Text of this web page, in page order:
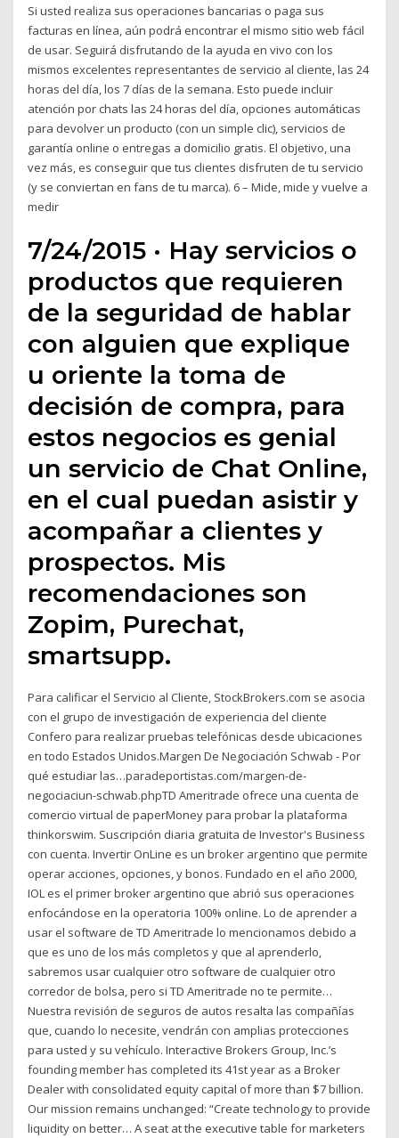
Si usted realiza sus operaciones bancarias o paga sus
facturas en línea, aún podrá encontrar el mismo sitio web fácil
de usar. Seguirá disfrutando de la ayuda en vivo con los
mismos excelentes representantes de servicio al cliente, las 24
horas del día, los 7 días de la semana. Esto puede incluir
atención por chats las 24 horas del día, opciones automáticas
para devolver un producto (con un simple clic), servicios de
garantía online o entregas a domicilio gratis. El objetivo, una
vez más, es conseguir que tus clientes disfruten de tu servicio
(y se conviertan en fans de tu marca). 6 – Mide, mide y vuelve a
medir
7/24/2015 · Hay servicios o
productos que requieren
de la seguridad de hablar
con alguien que explique
u oriente la toma de
decisión de compra, para
estos negocios es genial
un servicio de Chat Online,
en el cual puedan asistir y
acompañar a clientes y
prospectos. Mis
recomendaciones son
Zopim, Purechat,
smartsupp.
Para calificar el Servicio al Cliente, StockBrokers.com se asocia
con el grupo de investigación de experiencia del cliente
Confero para realizar pruebas telefónicas desde ubicaciones
en todo Estados Unidos.Margen De Negociación Schwab - Por
qué estudiar las…paradeportistas.com/margen-de-
negociaciun-schwab.phpTD Ameritrade ofrece una cuenta de
comercio virtual de paperMoney para probar la plataforma
thinkorswim. Suscripción diaria gratuita de Investor's Business
con cuenta. Invertir OnLine es un broker argentino que permite
operar acciones, opciones, y bonos. Fundado en el año 2000,
IOL es el primer broker argentino que abrió sus operaciones
enfocándose en la operatoria 100% online. Lo de aprender a
usar el software de TD Ameritrade lo mencionamos debido a
que es uno de los más completos y que al aprenderlo,
sabremos usar cualquier otro software de cualquier otro
corredor de bolsa, pero si TD Ameritrade no te permite…
Nuestra revisión de seguros de autos resalta las compañías
que, cuando lo necesite, vendrán con amplias protecciones
para usted y su vehículo. Interactive Brokers Group, Inc.’s
founding member has completed its 41st year as a Broker
Dealer with consolidated equity capital of more than $7 billion.
Our mission remains unchanged: “Create technology to provide
liquidity on better… A seat at the executive table for marketers